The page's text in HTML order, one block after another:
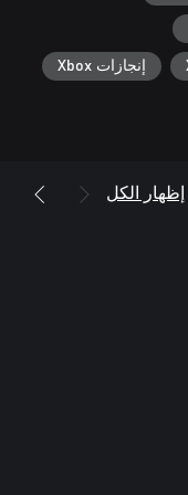
إنجازات Xbox
إظهار الكل